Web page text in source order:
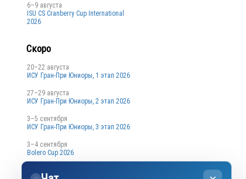
6–9 августа
ISU CS Cranberry Cup International
2026
Скоро
20–22 августа
ИСУ Гран-При Юниоры, 1 этап 2026
27–29 августа
ИСУ Гран-При Юниоры, 2 этап 2026
3–5 сентября
ИСУ Гран-При Юниоры, 3 этап 2026
3–4 сентября
Bolero Cup 2026